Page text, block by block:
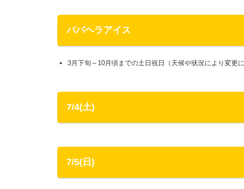
ババヘラアイス
3月下旬～10月頃までの土日祝日（天候や状況により変更
7/4(土)
7/5(日)